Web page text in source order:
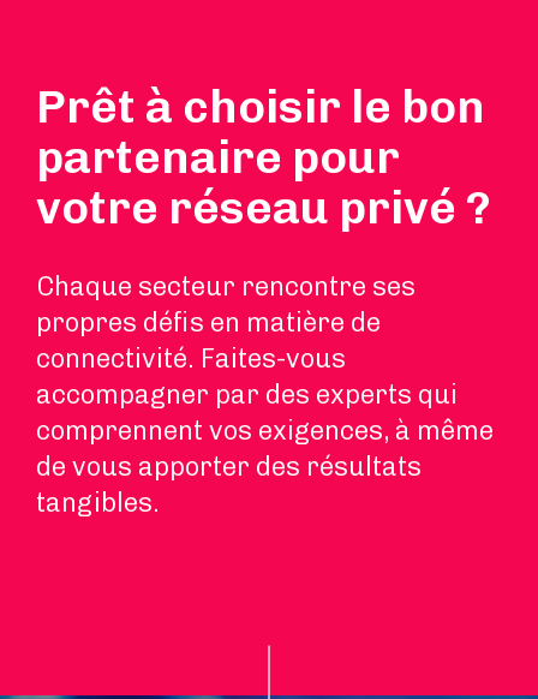
Prêt à choisir le bon
partenaire pour
votre réseau privé ?
Chaque secteur rencontre ses
propres défis en matière de
connectivité. Faites-vous
accompagner par des experts qui
comprennent vos exigences, à même
de vous apporter des résultats
tangibles.